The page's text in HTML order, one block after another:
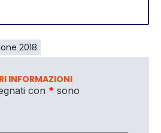
2018
INFORMAZIONI
con * sono